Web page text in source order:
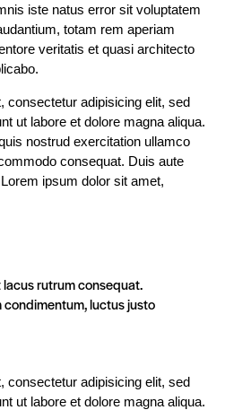
iste natus error sit voluptatem
totam rem aperiam
veritatis et quasi architecto
consectetur adipisicing elit, sed
ut labore et dolore magna aliqua.
nostrud exercitation ullamco
consequat. Duis aute
ipsum dolor sit amet,
rutrum consequat.
luctus justo
consectetur adipisicing elit, sed
ut labore et dolore magna aliqua.